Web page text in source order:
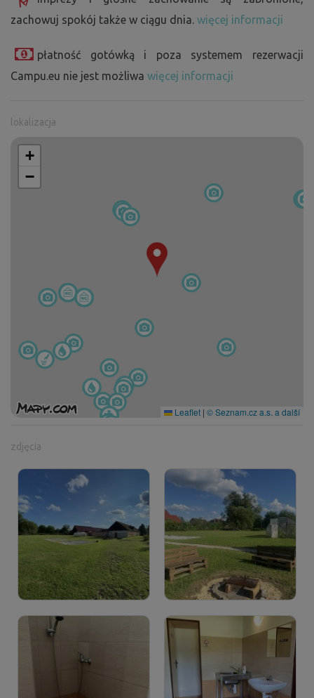
zachowuj spokój także w ciągu dnia. więcej informacji
płatność gotówką i poza systemem rezerwacji
Campu.eu nie jest możliwa więcej informacji
lokalizacja
+
−
Leaflet | © Seznam.cz a.s. a další
zdjęcia